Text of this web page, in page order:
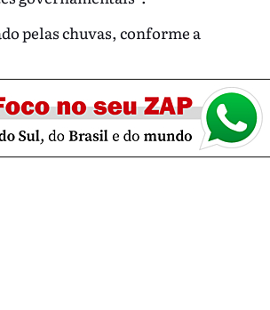
pelas chuvas, conforme a